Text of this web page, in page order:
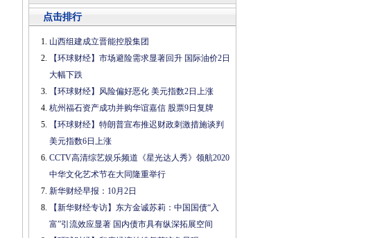
点击排行
山西组建成立晋能控股集团
【环球财经】市场避险需求显著回升 国际油价2日
大幅下跌
【环球财经】风险偏好恶化 美元指数2日上涨
杭州福石资产成功并购华谊嘉信 股票9日复牌
【环球财经】特朗普宣布推迟财政刺激措施谈判
美元指数6日上涨
CCTV高清综艺娱乐频道《星光达人秀》领航2020
中华文化艺术节在大同隆重举行
新华财经早报：10月2日
【新华财经专访】东方金诚苏莉：中国国债“入
富”引流效应显著 国内债市具有纵深拓展空间